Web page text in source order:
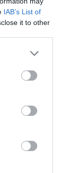
IAB’s List of
it to other
more Google
may click to
tags to
Google
a cápák
évente
hanem